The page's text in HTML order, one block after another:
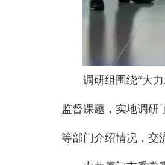
调研组围绕“大
监督课题，实地调研
等部门介绍情况，交